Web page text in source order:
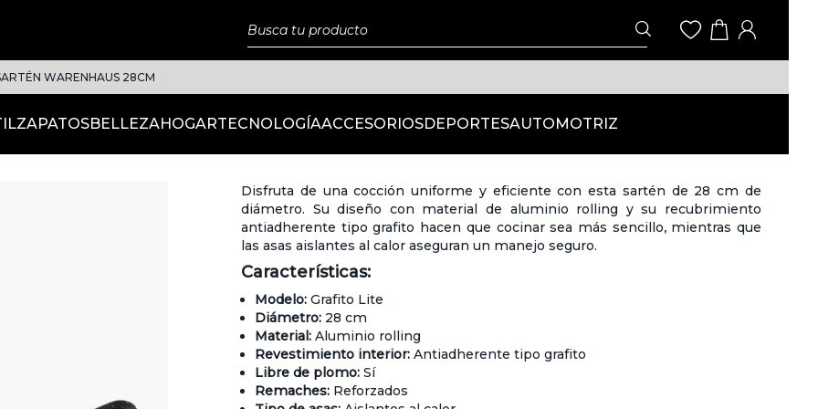
WARENHAUS 28CM
ZAPATOSBELLEZAHOGARTECNOLOGÍAACCESORIOSDEPORTESAUTOMOTRIZ
Disfruta de una cocción uniforme y eficiente con esta sartén de 28 cm de
diámetro. Su diseño con material de aluminio rolling y su recubrimiento
antiadherente tipo grafito hacen que cocinar sea más sencillo, mientras que
las asas aislantes al calor aseguran un manejo seguro.
Características:
Modelo: Grafito Lite
Diámetro: 28 cm
Material: Aluminio rolling
Revestimiento interior: Antiadherente tipo grafito
Libre de plomo: Sí
Remaches: Reforzados